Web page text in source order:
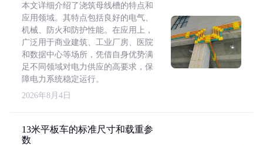
本文详细介绍了浇筑母线槽的特点和
应用领域。其特点包括良好的电气、
机械、防火和防护性能。在应用上，
广泛用于商业建筑、工业厂房、医院
和数据中心等场所，凭借自身优势满
足不同领域对电力供应的高要求，保
障电力系统稳定运行。
2026年8月4日
13米平板车的标准尺寸和载重参
数